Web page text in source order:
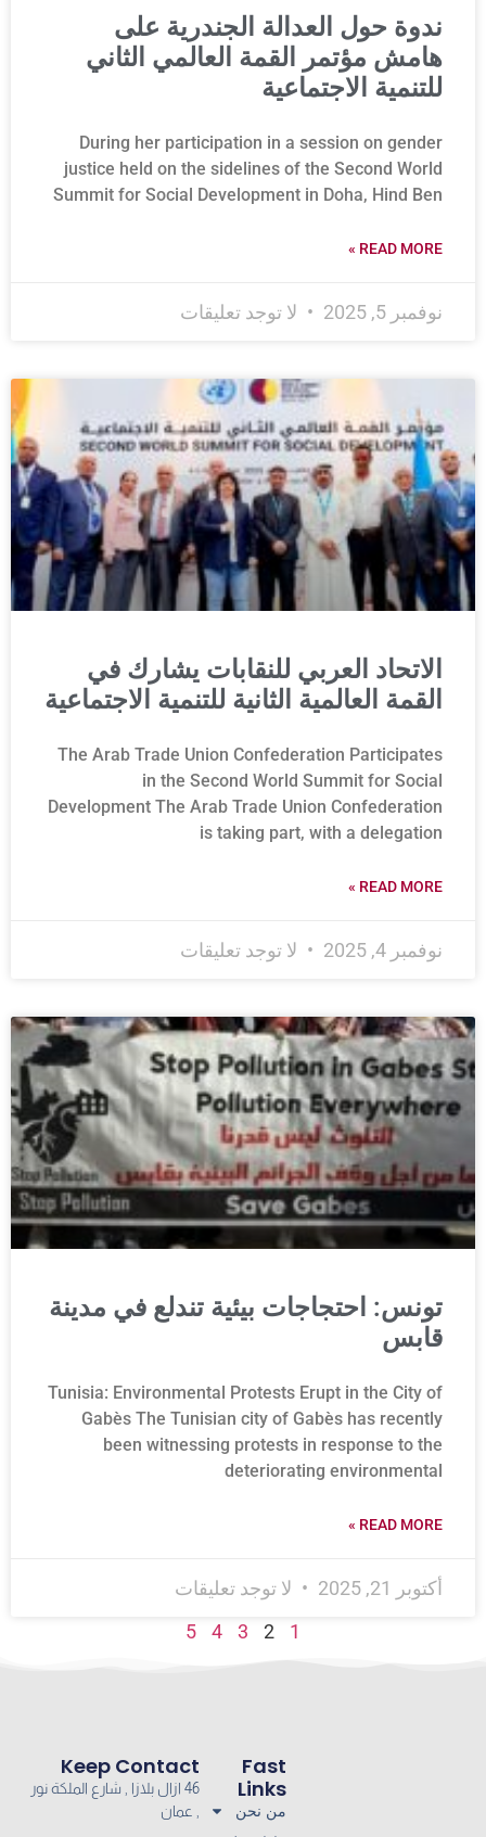
ندوة حول العدالة الجندرية على
هامش مؤتمر القمة العالمي الثاني
للتنمية الاجتماعية
During her participation in a session on gender
justice held on the sidelines of the Second World
Summit for Social Development in Doha, Hind Ben
READ MORE »
نوفمبر 5, 2025 لا توجد تعليقات
الاتحاد العربي للنقابات يشارك في
القمة العالمية الثانية للتنمية الاجتماعية
The Arab Trade Union Confederation Participates
in the Second World Summit for Social
Development The Arab Trade Union Confederation
is taking part, with a delegation
READ MORE »
نوفمبر 4, 2025 لا توجد تعليقات
تونس: احتجاجات بيئية تندلع في مدينة
قابس
Tunisia: Environmental Protests Erupt in the City of
Gabès The Tunisian city of Gabès has recently
been witnessing protests in response to the
deteriorating environmental
READ MORE »
أكتوبر 21, 2025
لا توجد تعليقات
1
2
3
4
5
Fast
Links
من نحن
Keep Contact
46 ازال بلازا , شارع الملكة نور
, عمان